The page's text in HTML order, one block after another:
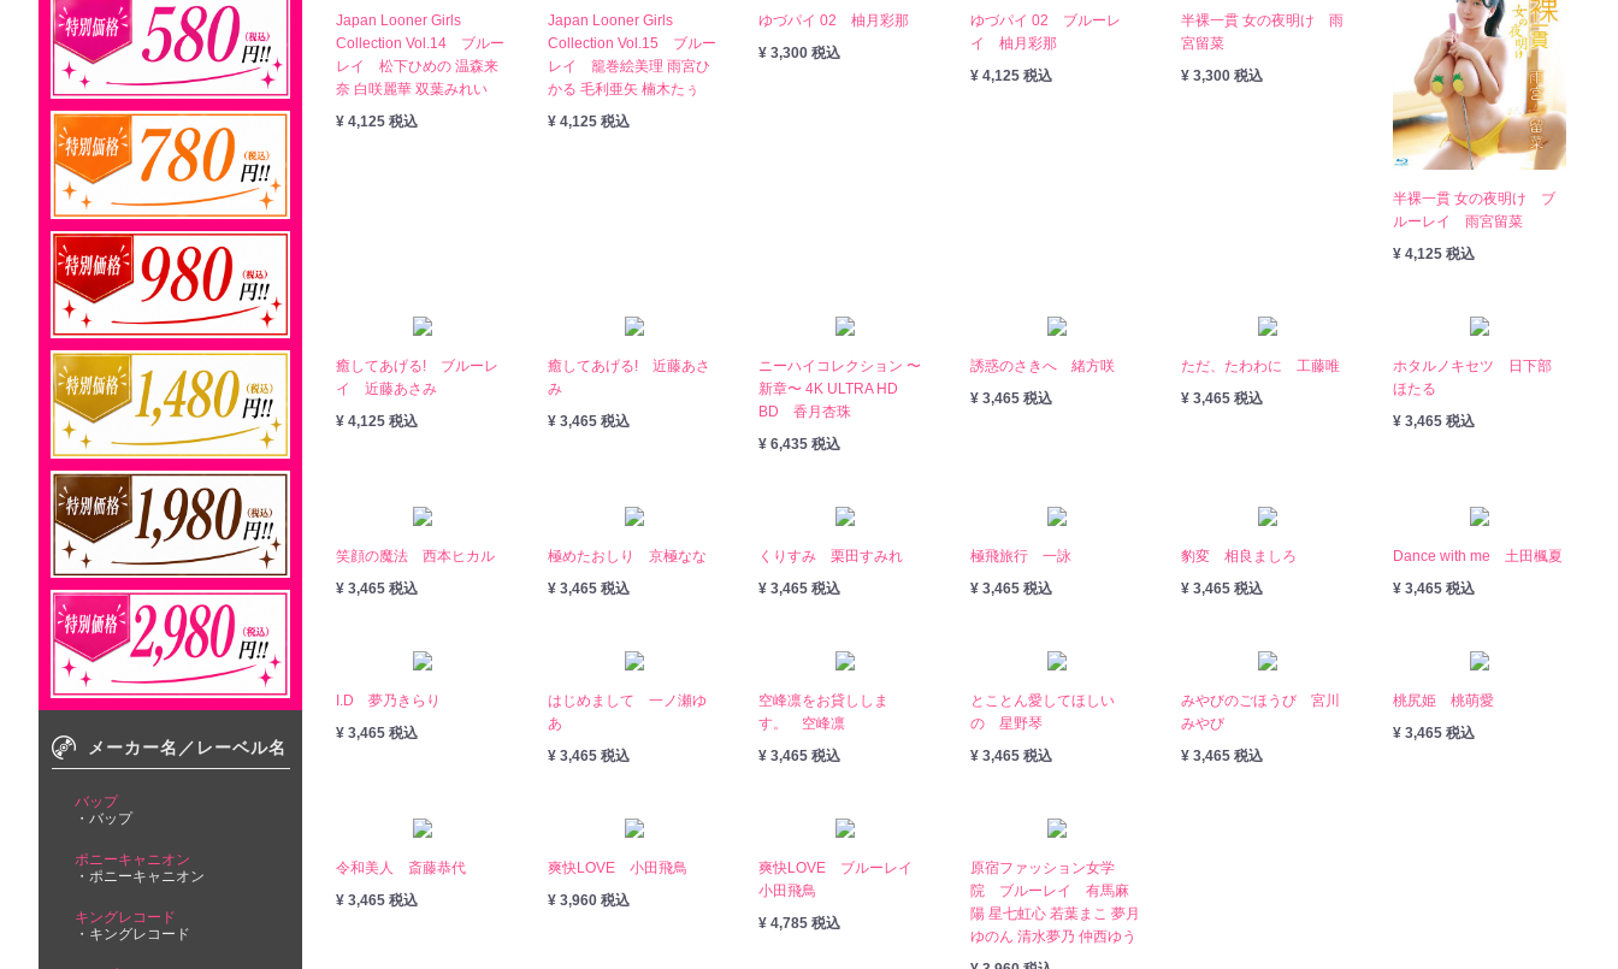
メーカー名／レーベル名
バップ
バップ
ポニーキャニオン
ポニーキャニオン
キングレコード
キングレコード
Japan Looner Girls
Collection Vol.14 ブルー
レイ 松下ひめの 温森来
奈 白咲麗華 双葉みれい
¥ 4,125 税込
Japan Looner Girls
Collection Vol.15 ブルー
レイ 籠巻絵美理 雨宮ひ
かる 毛利亜矢 楠木たぅ
¥ 4,125 税込
ゆづパイ 02 柚月彩那
¥ 3,300 税込
ゆづパイ 02 ブルーレ
イ 柚月彩那
¥ 4,125 税込
半裸一貫 女の夜明け 雨
宮留菜
¥ 3,300 税込
半裸一貫 女の夜明け ブ
ルーレイ 雨宮留菜
¥ 4,125 税込
癒してあげる! ブルーレ
イ 近藤あさみ
¥ 4,125 税込
癒してあげる! 近藤あさ
み
¥ 3,465 税込
ニーハイコレクション 〜
新章〜 4K ULTRA HD
BD 香月杏珠
¥ 6,435 税込
誘惑のさきへ 緒方咲
¥ 3,465 税込
ただ、たわわに 工藤唯
¥ 3,465 税込
ホタルノキセツ 日下部
ほたる
¥ 3,465 税込
笑顔の魔法 西本ヒカル
¥ 3,465 税込
極めたおしり 京極なな
¥ 3,465 税込
くりすみ 栗田すみれ
¥ 3,465 税込
極飛旅行 一詠
¥ 3,465 税込
豹変 相良ましろ
¥ 3,465 税込
Dance with me 土田楓夏
¥ 3,465 税込
I.D 夢乃きらり
¥ 3,465 税込
はじめまして 一ノ瀬ゆ
あ
¥ 3,465 税込
空峰凛をお貸ししま
す。 空峰凛
¥ 3,465 税込
とことん愛してほしい
の 星野琴
¥ 3,465 税込
みやびのごほうび 宮川
みやび
¥ 3,465 税込
桃尻姫 桃萌愛
¥ 3,465 税込
令和美人 斎藤恭代
¥ 3,465 税込
爽快LOVE 小田飛鳥
¥ 3,960 税込
爽快LOVE ブルーレイ
小田飛鳥
¥ 4,785 税込
原宿ファッション女学
院 ブルーレイ 有馬麻
陽 星七虹心 若葉まこ 夢月
ゆのん 清水夢乃 仲西ゆう